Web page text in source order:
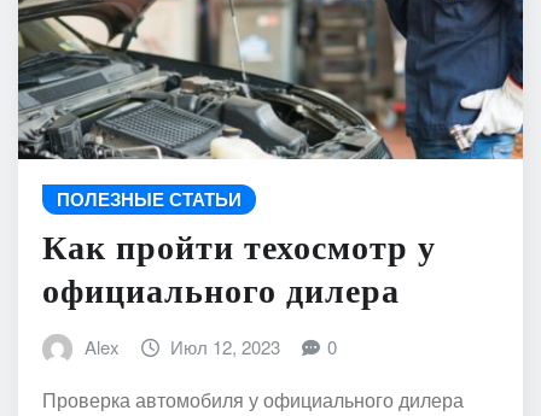
ПОЛЕЗНЫЕ СТАТЬИ
Как пройти техосмотр у
официального дилера
Alex Июл 12, 2023 0
Проверка автомобиля у официального дилера